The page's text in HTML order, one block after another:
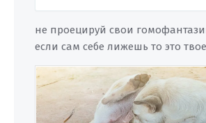
не проецируй свои
если сам себе лижешь то это